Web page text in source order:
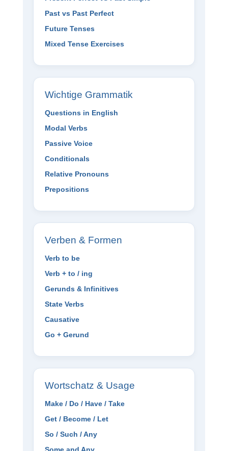
Past vs Past Perfect
Future Tenses
Mixed Tense Exercises
Wichtige Grammatik
Questions in English
Modal Verbs
Passive Voice
Conditionals
Relative Pronouns
Prepositions
Verben & Formen
Verb to be
Verb + to / ing
Gerunds & Infinitives
State Verbs
Causative
Go + Gerund
Wortschatz & Usage
Make / Do / Have / Take
Get / Become / Let
So / Such / Any
Some and Any